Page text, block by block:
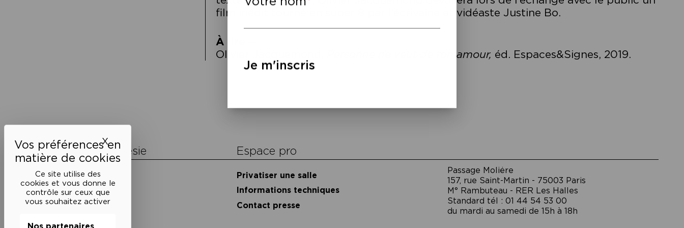
Ce site utilise des
cookies et vous donne le
contrôle sur ceux que
vous souhaitez activer
XMasquer le bandeau des cookies
film inédit tourné en super 8 par l’écrivaine et vidéaste Justine Bo.
À lire
Olivier Jacquemond,
Personne ne veut de ton amour, éd. Espaces&Signes, 2019.
l’article
La Maison de la Poésie
Découvrir
En photos
Historique
Nos partenaires
Espace pro
Privatiser une salle
Informations techniques
Contact presse
Passage Moliėre
157, rue Saint-Martin - 75003 Paris
M° Rambuteau - RER Les Halles
Standard tél : 01 44 54 53 00
du mardi au samedi de 15h à 18h
Je m'inscris